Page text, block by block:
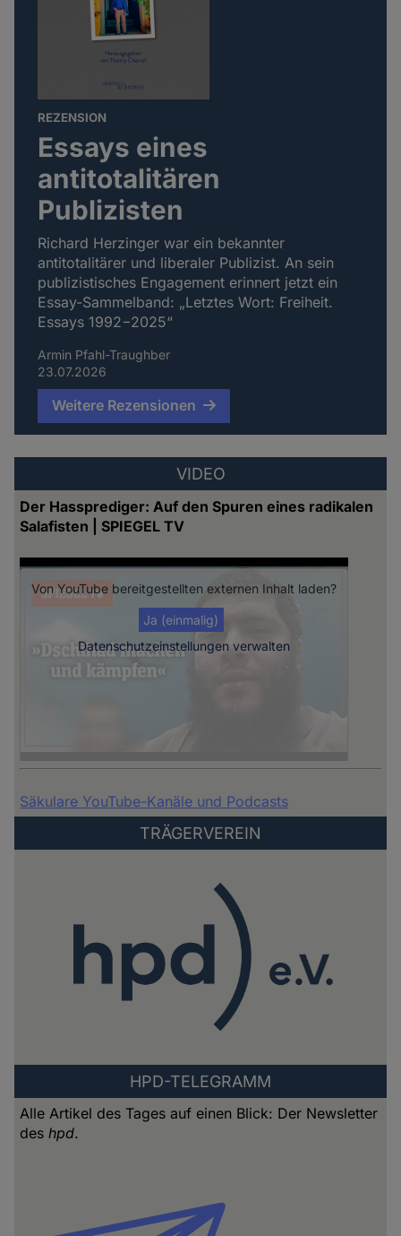
REZENSION
Essays eines
antitotalitären
Publizisten
Richard Herzinger war ein bekannter
antitotalitärer und liberaler Publizist. An sein
publizistisches Engagement erinnert jetzt ein
Essay-Sammelband: „Letztes Wort: Freiheit.
Essays 1992−2025“
Armin Pfahl-Traughber
23.07.2026
Weitere Rezensionen
VIDEO
Der Hassprediger: Auf den Spuren eines radikalen
Salafisten | SPIEGEL TV
VonYouTube bereitgestellten externen Inhalt laden?
Ja (einmalig)
Datenschutzeinstellungen verwalten
Säkulare YouTube-Kanäle und Podcasts
TRÄGERVEREIN
HPD-TELEGRAMM
Alle Artikel des Tages auf einen Blick: Der Newsletter
deshpd.